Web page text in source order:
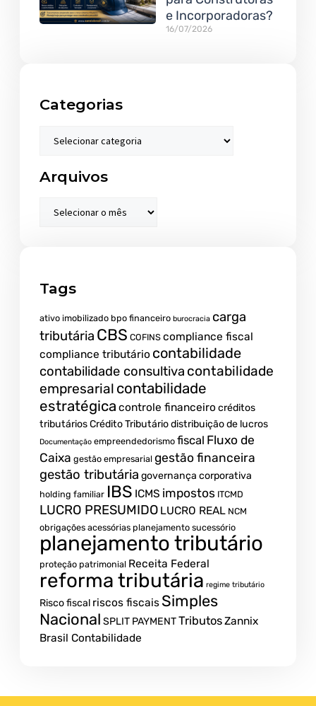
e Incorporadoras?
16/07/2026
Categorias
Arquivos
Tags
ativo imobilizado bpo financeiro burocracia carga
tributária CBS COFINS compliance fiscal
compliance tributário contabilidade
contabilidade consultiva contabilidade
empresarial contabilidade
estratégica controle financeiro créditos
tributáriosCrédito Tributáriodistribuição de lucros
Documentação empreendedorismo fiscal Fluxo de
Caixa gestão empresarial gestão financeira
gestão tributária governança corporativa
holding familiar IBS ICMS impostos ITCMD
LUCRO PRESUMIDO LUCRO REAL NCM
obrigações acessórias planejamento sucessório
planejamento tributário
proteção patrimonial Receita Federal
reforma tributária regime tributário
Risco fiscal riscos fiscais Simples
Nacional SPLIT PAYMENTTributosZannix
Brasil Contabilidade